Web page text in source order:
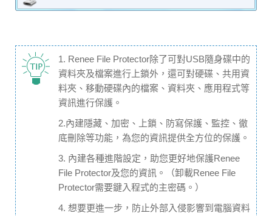
1. Renee File Protector除了可對USB隨身碟中的
資料夾及檔案進行上鎖外，還可對硬碟、共用資
料夾、移動硬碟內的檔案、資料夾、應用程式等
資訊進行保護。
2.內建隱藏、加密、上鎖、防寫保護、監控、徹
底刪除等功能，為您的資訊提供全方位的保護。
3. 內建各種進階設定，助您更好地保護Renee
File Protector及您的資訊。（卸載Renee File
Protector需要鍵入程式的主密碼。）
4. 想要更進一步，防止外部入侵影響到電腦資料